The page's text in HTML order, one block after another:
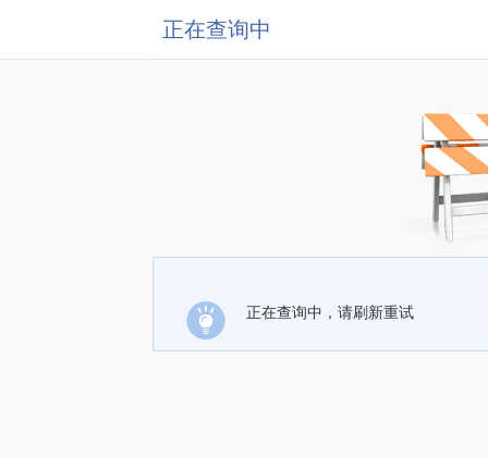
正在查询中
正在查询中，请刷新重试